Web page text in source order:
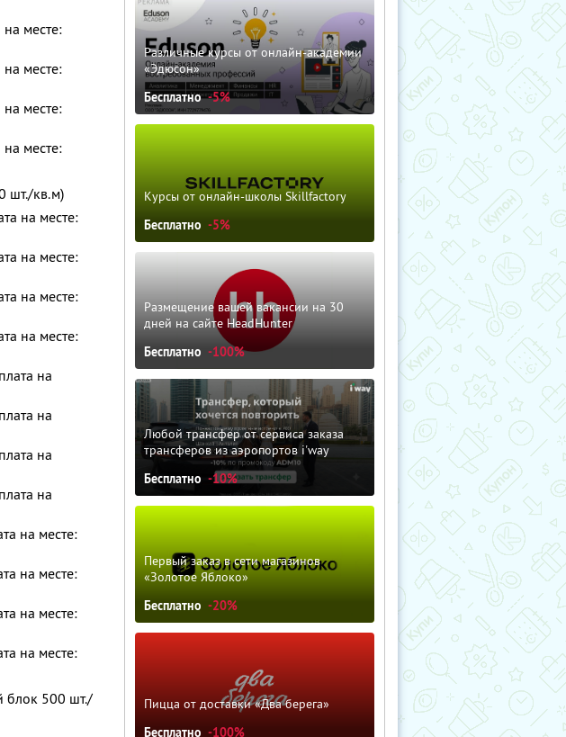
месте:
месте:
месте:
месте:
шт./кв.м)
на месте:
на месте:
на месте:
на месте:
на
на
на
на
на месте:
на месте:
на месте:
на месте:
блок 500 шт./
Различные курсы от онлайн-академии
«Эдюсон»
Бесплатно -5%
Курсы от онлайн-школы Skillfactory
Бесплатно -5%
Размещение вашей вакансии на 30
дней на сайте HeadHunter
Бесплатно -100%
Любой трансфер от сервиса заказа
трансферов из аэропортов i'way
Бесплатно -10%
Первый заказ в сети магазинов
«Золотое Яблоко»
Бесплатно -20%
Пицца от доставки «Два берега»
Бесплатно -100%